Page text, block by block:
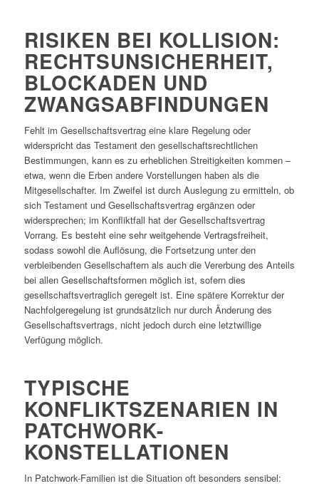
RISIKEN BEI KOLLISION:
RECHTSUNSICHERHEIT,
BLOCKADEN UND
ZWANGSABFINDUNGEN
Fehlt im Gesellschaftsvertrag eine klare Regelung oder
widerspricht das Testament den gesellschaftsrechtlichen
Bestimmungen, kann es zu erheblichen Streitigkeiten kommen –
etwa, wenn die Erben andere Vorstellungen haben als die
Mitgesellschafter. Im Zweifel ist durch Auslegung zu ermitteln, ob
sich Testament und Gesellschaftsvertrag ergänzen oder
widersprechen; im Konfliktfall hat der Gesellschaftsvertrag
Vorrang. Es besteht eine sehr weitgehende Vertragsfreiheit,
sodass sowohl die Auflösung, die Fortsetzung unter den
verbleibenden Gesellschaftern als auch die Vererbung des Anteils
bei allen Gesellschaftsformen möglich ist, sofern dies
gesellschaftsvertraglich geregelt ist. Eine spätere Korrektur der
Nachfolgeregelung ist grundsätzlich nur durch Änderung des
Gesellschaftsvertrags, nicht jedoch durch eine letztwillige
Verfügung möglich.
TYPISCHE
KONFLIKTSZENARIEN IN
PATCHWORK-
KONSTELLATIONEN
In Patchwork-Familien ist die Situation oft besonders sensibel: